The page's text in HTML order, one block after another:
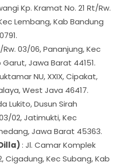
Kp. Kramat No. 21 Rt/Rw.
Lembang, Kab Bandung
Rw. 03/06, Pananjung, Kec
Jawa Barat 44151.
NU, XXIX, Cipakat,
West Java 46417.
Lukito, Dusun Sirah
02, Jatimukti, Kec
Jawa Barat 45363.
: Jl. Camar Komplek
Cigadung, Kec Subang, Kab